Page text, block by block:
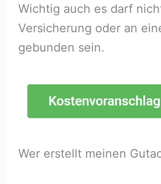
Wichtig auch es darf
Versicherung oder an
gebunden sein.
Wer erstellt meinen